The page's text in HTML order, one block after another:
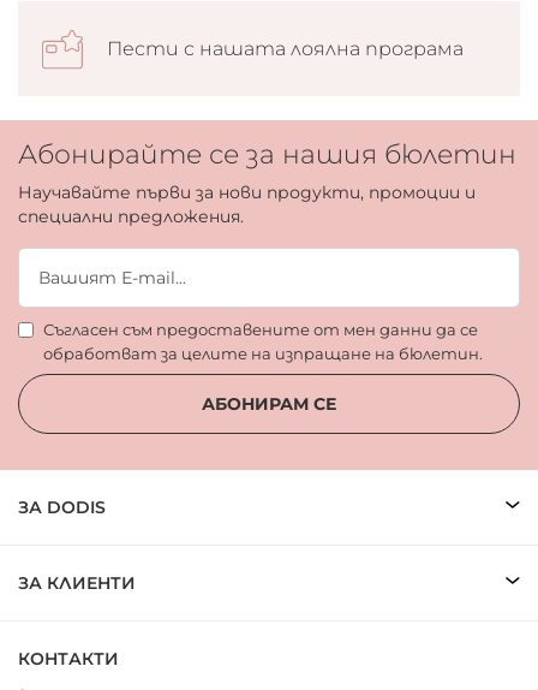
Пести с нашата лоялна програма
Абонирайте се за нашия бюлетин
Научавайте първи за нови продукти, промоции и
специални предложения.
Съгласен съм предоставените от мен данни да се
обработват за целите на изпращане на бюлетин.
АБОНИРАМ СЕ
ЗА DODIS
ЗА КЛИЕНТИ
КОНТАКТИ